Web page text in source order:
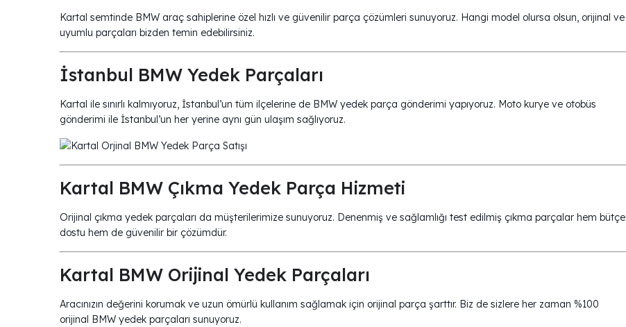
Kartal semtinde BMW araç sahiplerine özel hızlı ve güvenilir parça çözümleri sunuyoruz. Hangi model olursa olsun, orijinal ve
uyumlu parçaları bizden temin edebilirsiniz.
İstanbul BMW Yedek Parçaları
Kartal ile sınırlı kalmıyoruz, İstanbul’un tüm ilçelerine de BMW yedek parça gönderimi yapıyoruz. Moto kurye ve otobüs
gönderimi ile İstanbul’un her yerine aynı gün ulaşım sağlıyoruz.
Kartal BMW Çıkma Yedek Parça Hizmeti
Orijinal çıkma yedek parçaları da müşterilerimize sunuyoruz. Denenmiş ve sağlamlığı test edilmiş çıkma parçalar hem bütçe
dostu hem de güvenilir bir çözümdür.
Kartal BMW Orijinal Yedek Parçaları
Aracınızın değerini korumak ve uzun ömürlü kullanım sağlamak için orijinal parça şarttır. Biz de sizlere her zaman %100
orijinal BMW yedek parçaları sunuyoruz.